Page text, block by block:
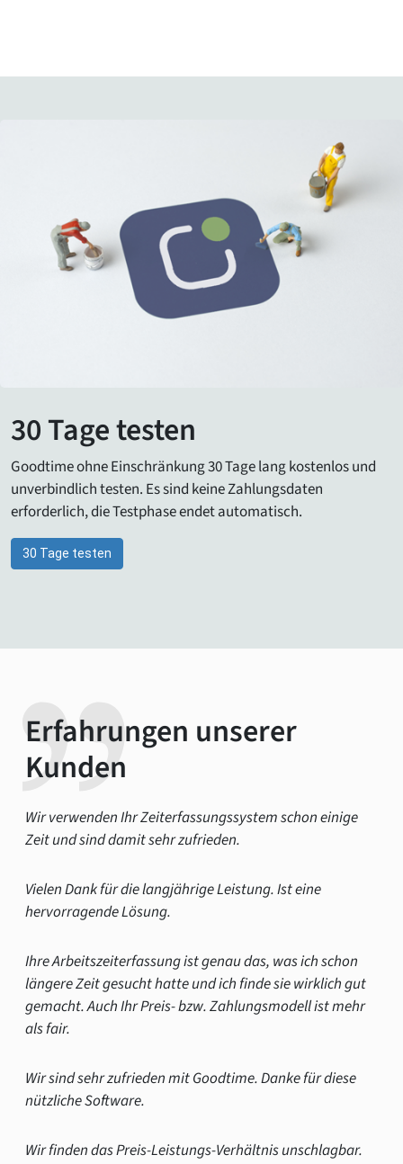
30 Tage testen
Goodtime ohne Einschränkung 30 Tage lang kostenlos und
unverbindlich testen. Es sind keine Zahlungsdaten
erforderlich, die Testphase endet automatisch.
30 Tage testen
Erfahrungen unserer
Kunden
Wir verwenden Ihr Zeiterfassungssystem schon einige
Zeit und sind damit sehr zufrieden.
Vielen Dank für die langjährige Leistung. Ist eine
hervorragende Lösung.
Ihre Arbeitszeiterfassung ist genau das, was ich schon
längere Zeit gesucht hatte und ich finde sie wirklich gut
gemacht. Auch Ihr Preis- bzw. Zahlungsmodell ist mehr
als fair.
Wir sind sehr zufrieden mit Goodtime. Danke für diese
nützliche Software.
Wir finden das Preis-Leistungs-Verhältnis unschlagbar.